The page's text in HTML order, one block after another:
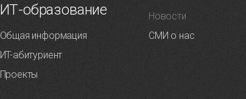
ИТ-образование
Общая информация
ИT-абитуриент
Проекты
Новости
СМИ о нас